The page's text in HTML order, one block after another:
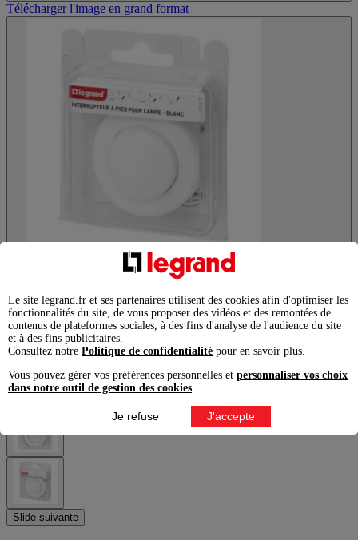
Télécharger l'image en grand format
grand format
Télécharger l'image en grand format
Slide suivante
Le site legrand.fr et ses partenaires utilisent des cookies afin d'optimiser les
fonctionnalités du site, de vous proposer des vidéos et des remontées de
contenus de plateformes sociales, à des fins d'analyse de l'audience du site
et à des fins publicitaires.
Consultez notre Politique de confidentialité pour en savoir plus.
Vous pouvez gérer vos préférences personnelles et personnaliser vos choix
dans notre outil de gestion des cookies
Je refuse J'accepte